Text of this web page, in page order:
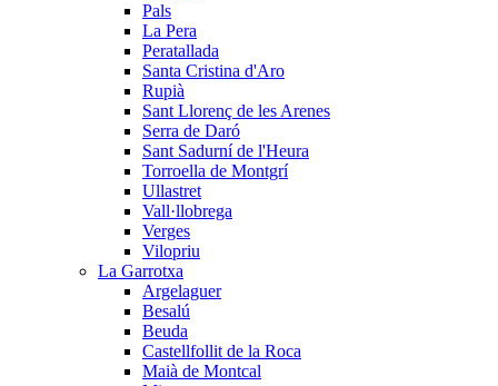
Pals
La Pera
Peratallada
Santa Cristina d'Aro
Rupià
Sant Llorenç de les Arenes
Serra de Daró
Sant Sadurní de l'Heura
Torroella de Montgrí
Ullastret
Vall·llobrega
Verges
Vilopriu
La Garrotxa
Argelaguer
Besalú
Beuda
Castellfollit de la Roca
Maià de Montcal